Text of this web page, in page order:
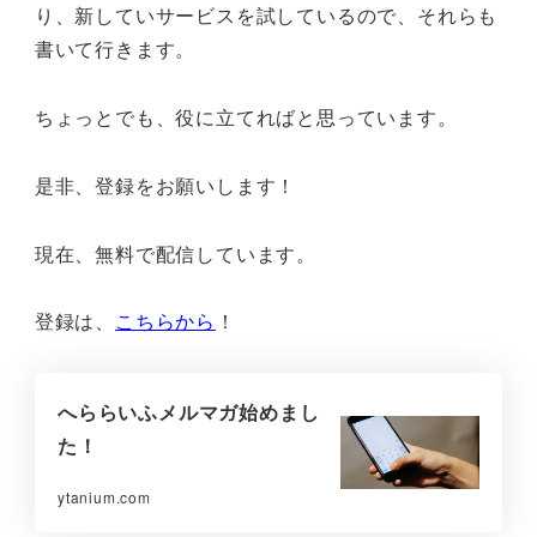
り、新していサービスを試しているので、それらも
書いて行きます。
ちょっとでも、役に立てればと思っています。
是非、登録をお願いします！
現在、無料で配信しています。
登録は、 こちらから ！
へららいふメルマガ始めまし
た！
ytanium.com